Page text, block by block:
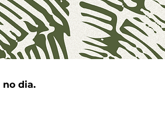
no dia.